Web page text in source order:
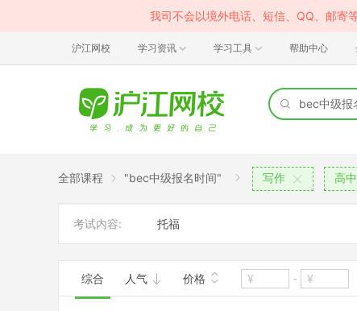
我司不会以境外电话、短信、QQ、邮寄
沪江网校 学习资讯 学习工具 帮助中心
全部课程 "bec中级报名时间" 写作 高
考试内容: 托福
综合 人气 价格 -